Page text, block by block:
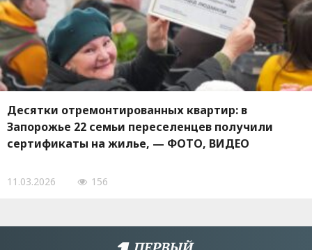
Десятки отремонтированных квартир: в
Запорожье 22 семьи переселенцев получили
сертификаты на жилье, — ФОТО, ВИДЕО
11.03.2026 156